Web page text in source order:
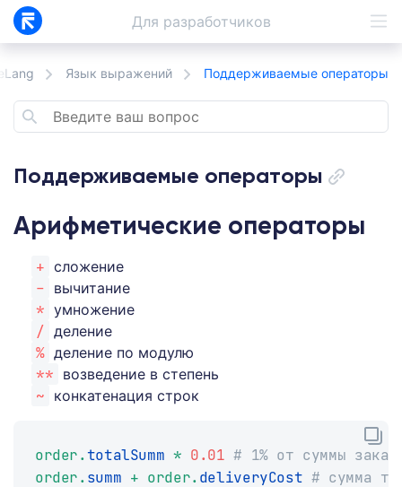
Для разработчиков
Язык выражений Поддерживаемые операторы
Поддерживаемые операторы
Арифметические операторы
+ сложение
- вычитание
* умножение
/ деление
% деление по модулю
** возведение в степень
~ конкатенация строк
order .totalSumm * 0.01 # 1% от суммы
order . summ + order. deliveryCost # сумма